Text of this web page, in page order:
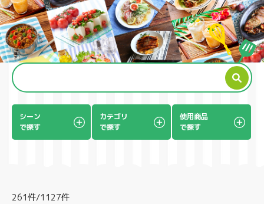
製
シーン
で探す
カテゴリ
で探す
使用商品
で探す
261件/1127件